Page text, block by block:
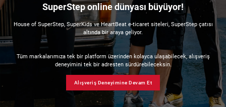
SuperStep online dünyası büyüyor!
House of SuperStep, SuperKids ve HeartBeat e-ticaret siteleri, SuperStep çatısı
altında bir araya geliyor.
Tüm markalarımıza tek bir platform üzerinden kolayca ulaşabilecek, alışveriş
deneyimini tek bir adresten sürdürebileceksin.
Alışveriş Deneyimine Devam Et